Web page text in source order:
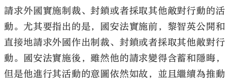
請求外國實施制裁、封鎖或者採取其他敵對行動的活
動。尤其要指出的是，國安法實施前，黎智英公開和
直接地請求外國作出制裁、封鎖或者採取其他敵對行
動。國安法實施後，雖然他的請求變得含蓄和隱晦，
但是他進行其活動的意圖依然如故，並且繼續為推動